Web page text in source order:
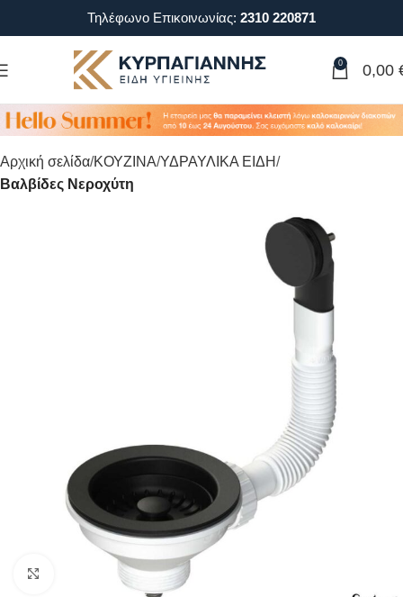
Τηλέφωνο Επικοινωνίας: 2310 220871
0 0,00
Αρχική σελίδα ΚΟΥΖΙΝΑ ΥΔΡΑΥΛΙΚΑ ΕΙΔΗ
Βαλβίδες Νεροχύτη